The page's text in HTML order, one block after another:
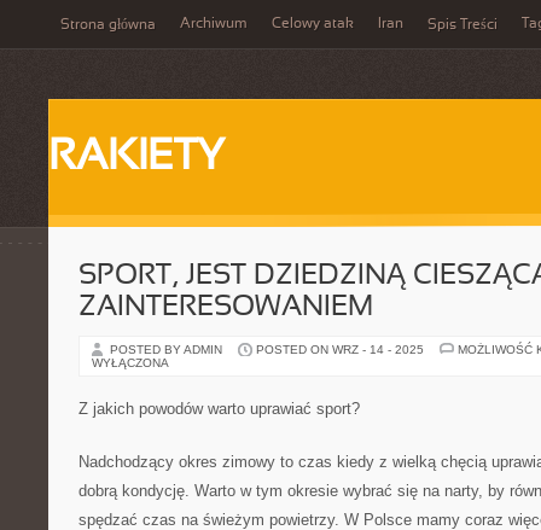
Strona główna Archiwum Celowy atak Iran Spis Treści
RAKIETY
SPORT, JEST DZIEDZINĄ
ZAINTERESOWANIEM
POSTED BY ADMIN POSTED ON WRZ - 14 - 2025
MOŻLIWOŚĆ
WYŁĄCZONA
Z jakich powodów warto uprawiać sport?
Nadchodzący okres zimowy to czas kiedy z wielką chęcią
dobrą kondycję. Warto w tym okresie wybrać się na narty, by
spędzać czas na świeżym powietrzy. W Polsce mamy coraz